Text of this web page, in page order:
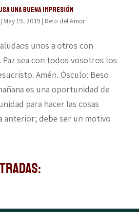
una buena impresión
May 19, 2019 | Reto del Amor
unos a otros con
sea con todos vosotros los
Amén. Ósculo: Beso
es una oportunidad de
para hacer las cosas
anterior; debe ser un motivo